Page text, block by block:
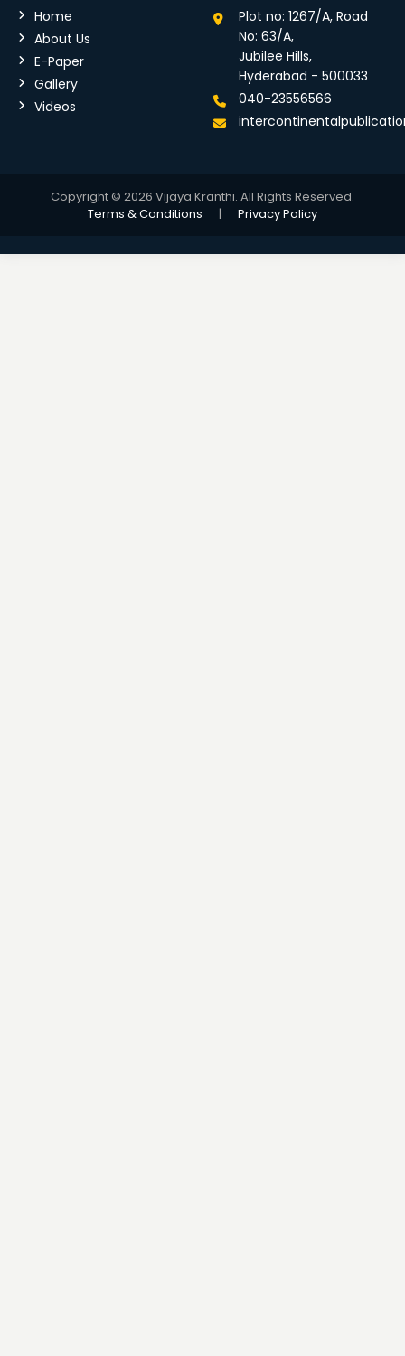
Home
About Us
E-Paper
Gallery
Videos
Plot no: 1267/A, Road
No: 63/A,
Jubilee Hills,
Hyderabad - 500033
040-23556566
Copyright © 2026 Vijaya Kranthi. All Rights Reserved.
Terms & Conditions
| Privacy Policy